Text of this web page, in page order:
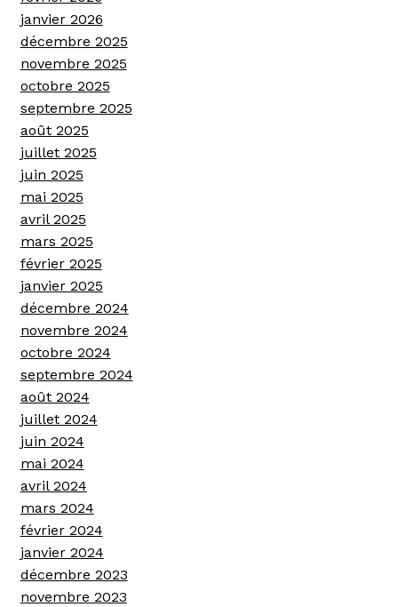
janvier 2026
décembre 2025
novembre 2025
octobre 2025
septembre 2025
août 2025
juillet 2025
juin 2025
mai 2025
avril 2025
mars 2025
février 2025
janvier 2025
décembre 2024
novembre 2024
octobre 2024
septembre 2024
août 2024
juillet 2024
juin 2024
mai 2024
avril 2024
mars 2024
février 2024
janvier 2024
décembre 2023
novembre 2023